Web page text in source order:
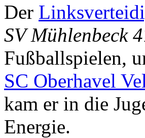
Der
SV Mühlenbeck
Fußballspielen,
SC Oberhavel
kam er in die
Energie.